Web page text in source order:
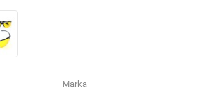
Marka